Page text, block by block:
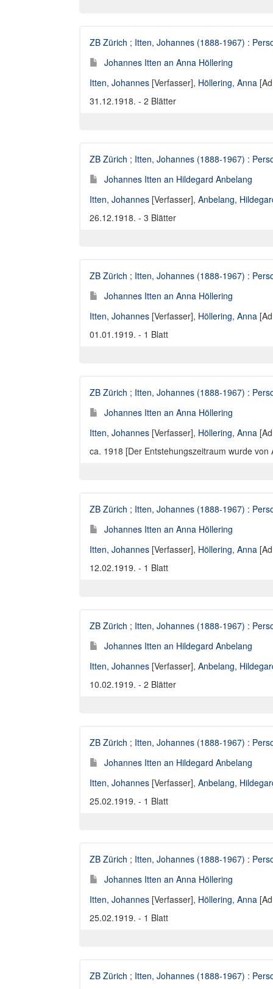
ZB Zürich ; Itten, Johannes (1888-1967) :
Johannes Itten an Anna Höllering
Itten, Johannes [Verfasser], Höllering, Anna
31.12.1918. - 2 Blätter
ZB Zürich ; Itten, Johannes (1888-1967) :
Johannes Itten an Hildegard Anbelang
Itten, Johannes [Verfasser], Anbelang,
26.12.1918. - 3 Blätter
ZB Zürich ; Itten, Johannes (1888-1967) :
Johannes Itten an Anna Höllering
Itten, Johannes [Verfasser], Höllering, Anna
01.01.1919. - 1 Blatt
ZB Zürich ; Itten, Johannes (1888-1967) :
Johannes Itten an Anna Höllering
Itten, Johannes [Verfasser], Höllering, Anna
ca. 1918 [Der Entstehungszeitraum wurde
ZB Zürich ; Itten, Johannes (1888-1967) :
Johannes Itten an Anna Höllering
Itten, Johannes [Verfasser], Höllering, Anna
12.02.1919. - 1 Blatt
ZB Zürich ; Itten, Johannes (1888-1967) :
Johannes Itten an Hildegard Anbelang
Itten, Johannes [Verfasser], Anbelang,
10.02.1919. - 2 Blätter
ZB Zürich ; Itten, Johannes (1888-1967) :
Johannes Itten an Hildegard Anbelang
Itten, Johannes [Verfasser], Anbelang,
25.02.1919. - 1 Blatt
ZB Zürich ; Itten, Johannes (1888-1967) :
Johannes Itten an Anna Höllering
Itten, Johannes [Verfasser], Höllering, Anna
25.02.1919. - 1 Blatt
ZB Zürich ; Itten, Johannes (1888-1967) :